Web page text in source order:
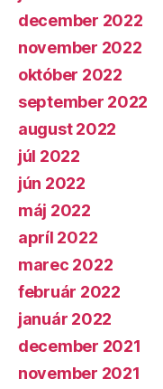
december 2022
november 2022
október 2022
september 2022
august 2022
júl 2022
jún 2022
máj 2022
apríl 2022
marec 2022
február 2022
január 2022
december 2021
november 2021